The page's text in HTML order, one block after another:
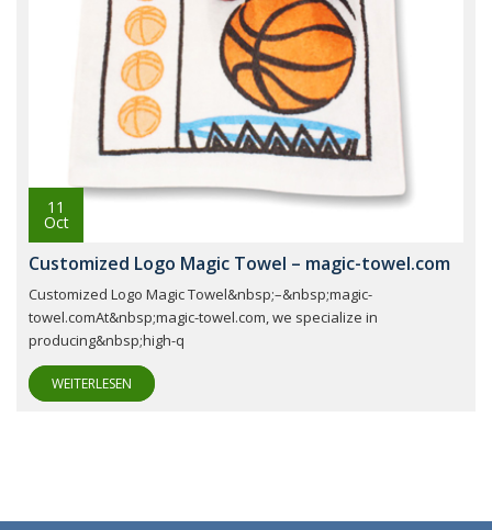
11
Oct
Customized Logo Magic Towel – magic-towel.com
Customized Logo Magic Towel&nbsp;–&nbsp;magic-
towel.comAt&nbsp;magic-towel.com, we specialize in
producing&nbsp;high-q
WEITERLESEN